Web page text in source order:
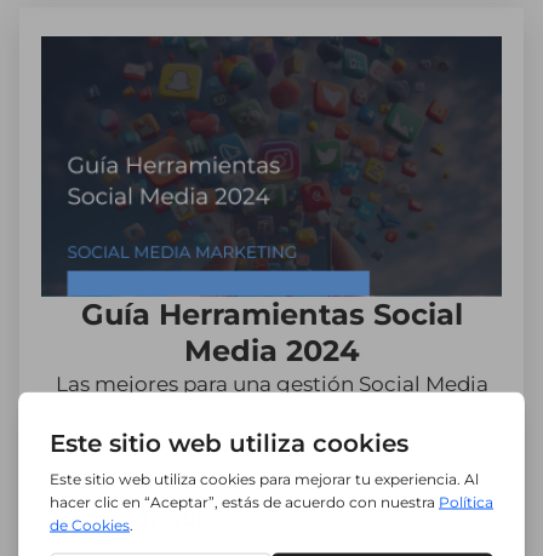
Guía Herramientas Social
Media 2024
Las mejores para una gestión Social Media
Descargar guía